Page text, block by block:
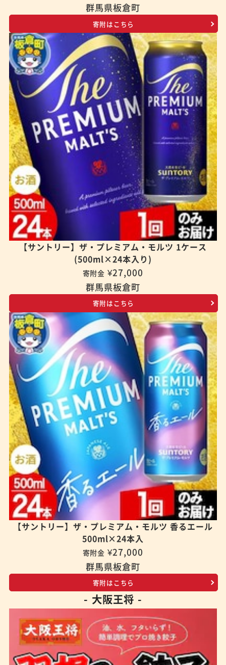
群馬県板倉町
寄附はこちら
【サントリー】ザ・プレミアム・モルツ 1ケース
(500ml×24本入り)
寄附金 ¥27,000
群馬県板倉町
寄附はこちら
【サントリー】ザ・プレミアム・モルツ 香るエール
500ml×24本入
寄附金 ¥27,000
群馬県板倉町
寄附はこちら
- 大阪王将 -